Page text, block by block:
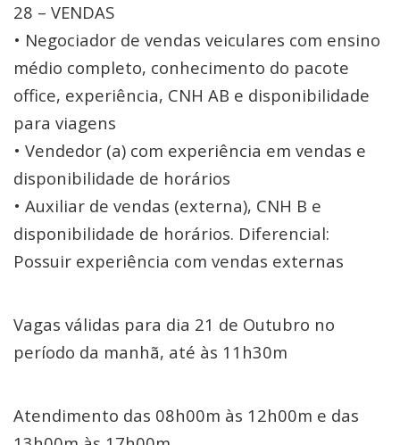
28 – VENDAS
• Negociador de vendas veiculares com ensino
médio completo, conhecimento do pacote
office, experiência, CNH AB e disponibilidade
para viagens
• Vendedor (a) com experiência em vendas e
disponibilidade de horários
• Auxiliar de vendas (externa), CNH B e
disponibilidade de horários. Diferencial:
Possuir experiência com vendas externas
Vagas válidas para dia 21 de Outubro no
período da manhã, até às 11h30m
Atendimento das 08h00m às 12h00m e das